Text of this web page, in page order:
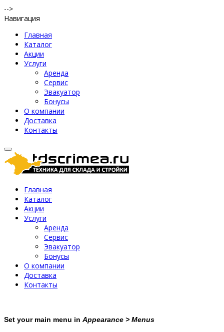
-->
Навигация
Главная
Каталог
Акции
Услуги
Аренда
Сервис
Эвакуатор
Бонусы
О компании
Доставка
Контакты
Главная
Каталог
Акции
Услуги
Аренда
Сервис
Эвакуатор
Бонусы
О компании
Доставка
Контакты
Set your main menu in Appearance > Menus